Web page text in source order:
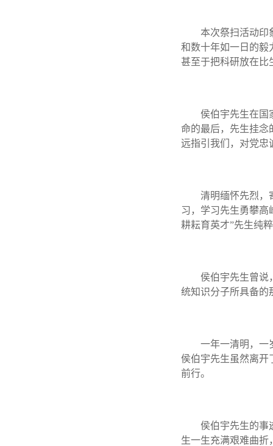
本次祭扫活动印
和数十年如一日的毅
甚至于把科研放在比
侯伯宇先生在国
命的最后，先生挂念
远指引我们，对党忠
清明缅怀先烈，
习，学习先生勇攀
耕耘育英才”先生纯
侯伯宇先生曾说
统知识分子所具备的
一年一清明，一
侯伯宇先生虽然离开
前行。
侯伯宇先生的事
生一生充满艰难曲折